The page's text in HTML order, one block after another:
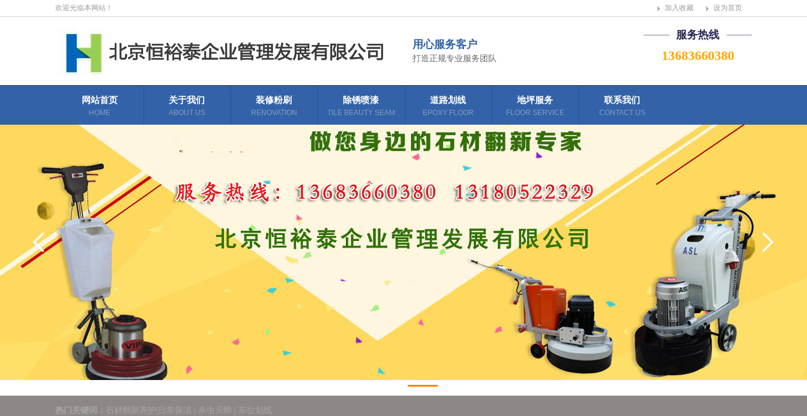
加入收藏 设为首页
欢迎光临本网站！
服务热线
13683660380
用心服务客户
打造正规专业服务团队
网站首页
HOME
关于我们
ABOUT US
装修粉刷
RENOVATION
除锈喷漆
TILE BEAUTY SEAM
道路划线
EPOXY FLOOR
地坪服务
FLOOR SERVICE
联系我们
CONTACT US
热门关键词： 石材翻新养护|日常保洁 | 杀虫灭蟑 | 车位划线